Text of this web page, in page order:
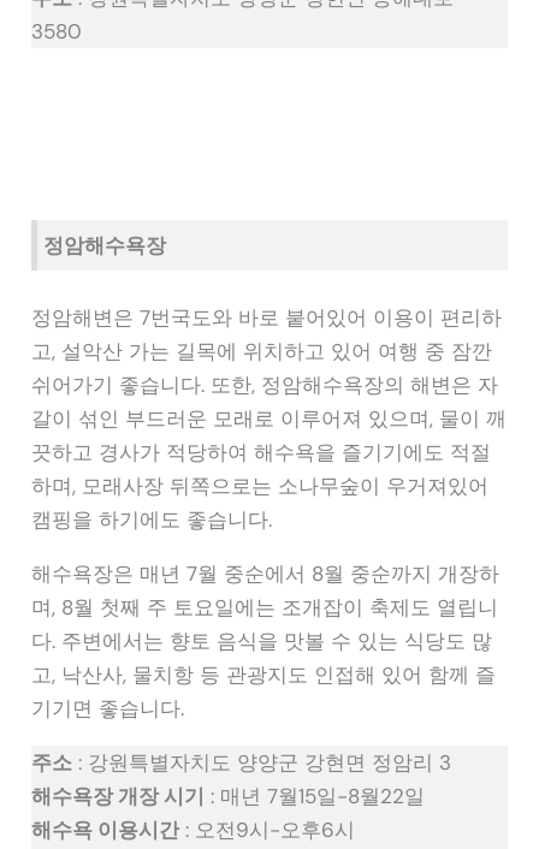
3580
정암해수욕장
정암해변은 7번국도와 바로 붙어있어 이용이 편리하
고, 설악산 가는 길목에 위치하고 있어 여행 중 잠깐
쉬어가기 좋습니다. 또한, 정암해수욕장의 해변은 자
갈이 섞인 부드러운 모래로 이루어져 있으며, 물이 깨
끗하고 경사가 적당하여 해수욕을 즐기기에도 적절
하며, 모래사장 뒤쪽으로는 소나무숲이 우거져있어
캠핑을 하기에도 좋습니다.
해수욕장은 매년 7월 중순에서 8월 중순까지 개장하
며, 8월 첫째 주 토요일에는 조개잡이 축제도 열립니
다. 주변에서는 향토 음식을 맛볼 수 있는 식당도 많
고, 낙산사, 물치항 등 관광지도 인접해 있어 함께 즐
기기면 좋습니다.
주소 : 강원특별자치도 양양군 강현면 정암리 3
해수욕장 개장 시기 : 매년 7월15일-8월22일
해수욕 이용시간: 오전9시-오후6시